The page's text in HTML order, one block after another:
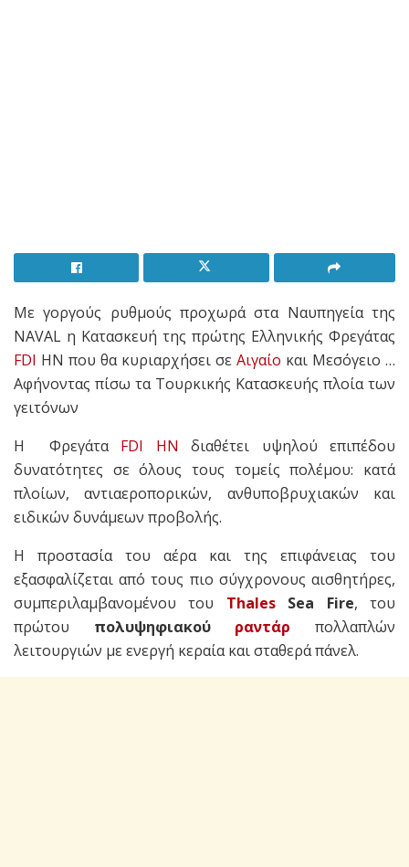
Με γοργούς ρυθμούς προχωρά στα Ναυπηγεία της
NAVAL η Κατασκευή της πρώτης Ελληνικής Φρεγάτας
FDI HN που θα κυριαρχήσει σε Αιγαίο και Μεσόγειο …
Αφήνοντας πίσω τα Τουρκικής Κατασκευής πλοία των
γειτόνων
H Φρεγάτα FDI HN διαθέτει υψηλού επιπέδου
δυνατότητες σε όλους τους τομείς πολέμου: κατά
πλοίων, αντιαεροπορικών, ανθυποβρυχιακών και
ειδικών δυνάμεων προβολής.
Η προστασία του αέρα και της επιφάνειας του
εξασφαλίζεται από τους πιο σύγχρονους αισθητήρες,
συμπεριλαμβανομένου του ThalesSea Fire, του
πρώτου πολυψηφιακού ραντάρ πολλαπλών
λειτουργιών με ενεργή κεραία και σταθερά πάνελ.